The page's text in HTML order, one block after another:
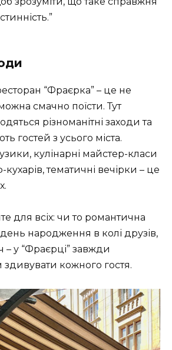
“Фраєрка” – це не
смачно поїсти. Тут
різноманітні заходи та
гостей з усього міста.
кулінарні майстер-класи
тематичні вечірки – це
для всіх: чи то романтична
народження в колі друзів,
– у “Фраєрці” завжди
кожного гостя.